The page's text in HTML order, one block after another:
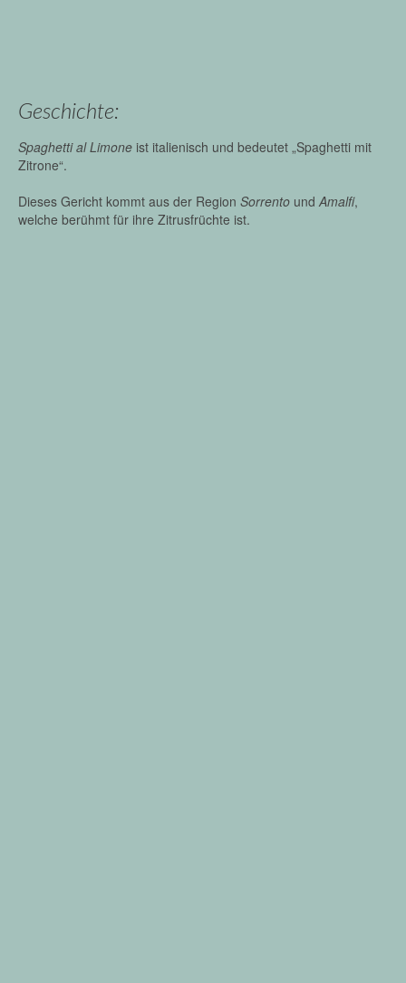
Geschichte:
Spaghetti al Limone ist italienisch und bedeutet „Spaghetti mit
Zitrone“.
Dieses Gericht kommt aus der Region Sorrento und Amalfi,
welche berühmt für ihre Zitrusfrüchte ist.